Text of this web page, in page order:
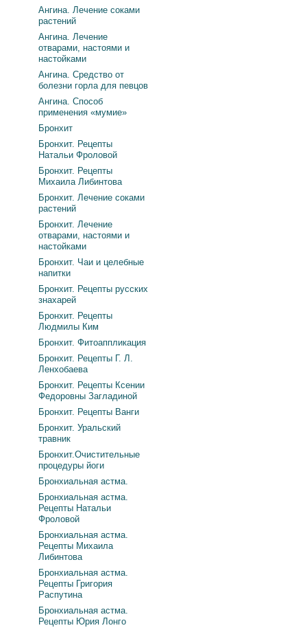
Ангина. Лечение соками
растений
Ангина. Лечение
отварами, настоями и
настойками
Ангина. Средство от
болезни горла для певцов
Ангина. Способ
применения «мумие»
Бронхит
Бронхит. Рецепты
Натальи Фроловой
Бронхит. Рецепты
Михаила Либинтова
Бронхит. Лечение соками
растений
Бронхит. Лечение
отварами, настоями и
настойками
Бронхит. Чаи и целебные
напитки
Бронхит. Рецепты русских
знахарей
Бронхит. Рецепты
Людмилы Ким
Бронхит. Фитоаппликация
Бронхит. Рецепты Г. Л.
Ленхобаева
Бронхит. Рецепты Ксении
Федоровны Загладиной
Бронхит. Рецепты Ванги
Бронхит. Уральский
травник
Бронхит.Очистительные
процедуры йоги
Бронхиальная астма.
Бронхиальная астма.
Рецепты Натальи
Фроловой
Бронхиальная астма.
Рецепты Михаила
Либинтова
Бронхиальная астма.
Рецепты Григория
Распутина
Бронхиальная астма.
Рецепты Юрия Лонго